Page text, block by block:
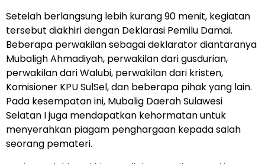
Setelah berlangsung lebih kurang 90 menit, kegiatan
tersebut diakhiri dengan Deklarasi Pemilu Damai.
Beberapa perwakilan sebagai deklarator diantaranya
Mubaligh Ahmadiyah, perwakilan dari gusdurian,
perwakilan dari Walubi, perwakilan dari kristen,
Komisioner KPU SulSel, dan beberapa pihak yang lain.
Pada kesempatan ini, Mubalig Daerah Sulawesi
Selatan I juga mendapatkan kehormatan untuk
menyerahkan piagam penghargaan kepada salah
seorang pemateri.